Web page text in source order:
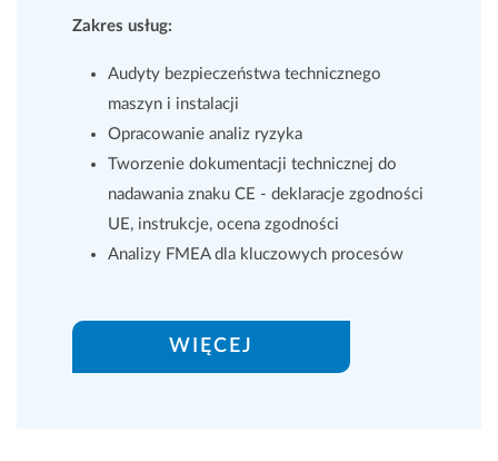
Zakres usług:
Audyty bezpieczeństwa technicznego
maszyn i instalacji
Opracowanie analiz ryzyka
Tworzenie dokumentacji technicznej do
nadawania znaku CE - deklaracje zgodności
UE, instrukcje, ocena zgodności
Analizy FMEA dla kluczowych procesów
WIĘCEJ